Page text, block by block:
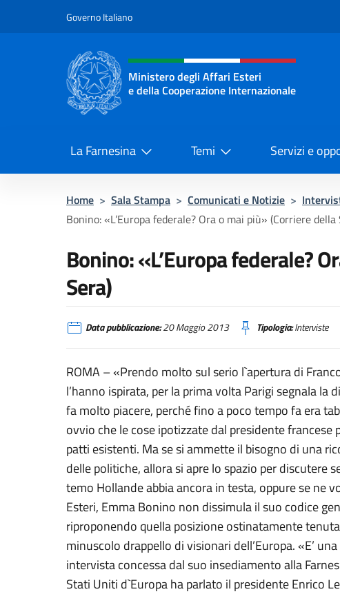
Governo Italiano
Intestazione sito, social e
Ministero degli Affari Esteri
e della Cooperazione Internazionale
La Farnesina Temi Servizi e
Home > Sala Stampa > Comunicati e Notizie >
Bonino: «L’Europa federale? Ora o mai più» (Corriere della
Bonino: «L’Europa federale?
Sera)
Data pubblicazione:20 Maggio 2013 Tipologia:Interviste
ROMA – «Prendo molto sul serio l`apertura di
l’hanno ispirata, per la prima volta Parigi segnala la
fa molto piacere, perché fino a poco tempo fa era
ovvio che le cose ipotizzate dal presidente
patti esistenti. Ma se si ammette il bisogno di una
delle politiche, allora si apre lo spazio per discutere
temo Hollande abbia ancora in testa, oppure se ne
Esteri, Emma Bonino non dissimula il suo codice
riproponendo quella posizione ostinatamente
minuscolo drappello di visionari dell’Europa. «E’
intervista concessa dal suo insediamento alla
Stati Uniti d`Europa ha parlato il presidente Enrico